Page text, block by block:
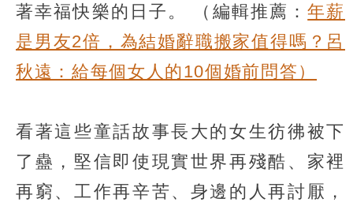
著幸福快樂的日子。
（編輯推薦：年薪
是男友2倍，為結婚辭職搬家值得嗎？呂
秋遠：給每個女人的10個婚前問答）
看著這些童話故事長大的女生彷彿被下
了蠱，堅信即使現實世界再殘酷、家裡
再窮、工作再辛苦、身邊的人再討厭，